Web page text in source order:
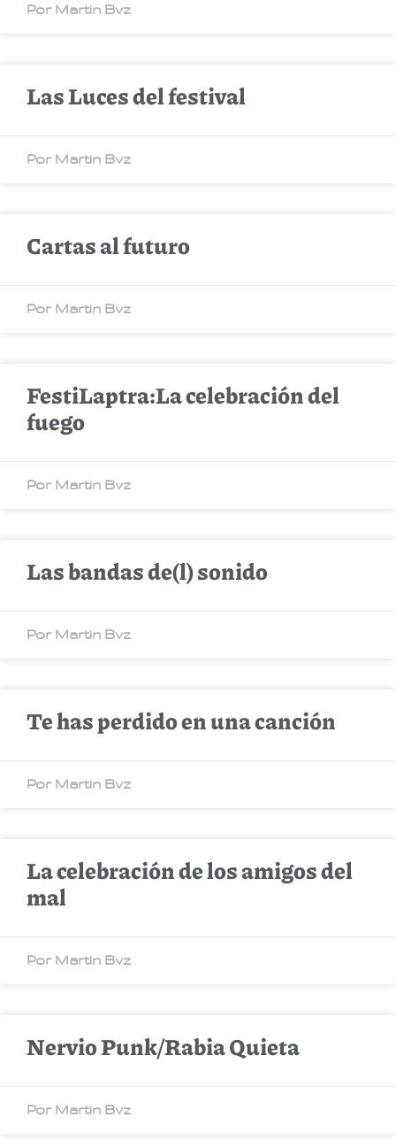
Por Martin Bvz
Las Luces del festival
Por Martin Bvz
Cartas al futuro
Por Martin Bvz
FestiLaptra:La celebración del
fuego
Por Martin Bvz
Las bandas de(l) sonido
Por Martin Bvz
Te has perdido en una canción
Por Martin Bvz
La celebración de los amigos del
mal
Por Martin Bvz
Nervio Punk/Rabia Quieta
Por Martin Bvz